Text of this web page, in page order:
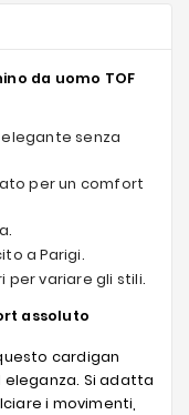
da uomo TOF
senza
per un comfort
a Parigi.
per variare gli stili.
assoluto
cardigan
Si adatta
i movimenti,